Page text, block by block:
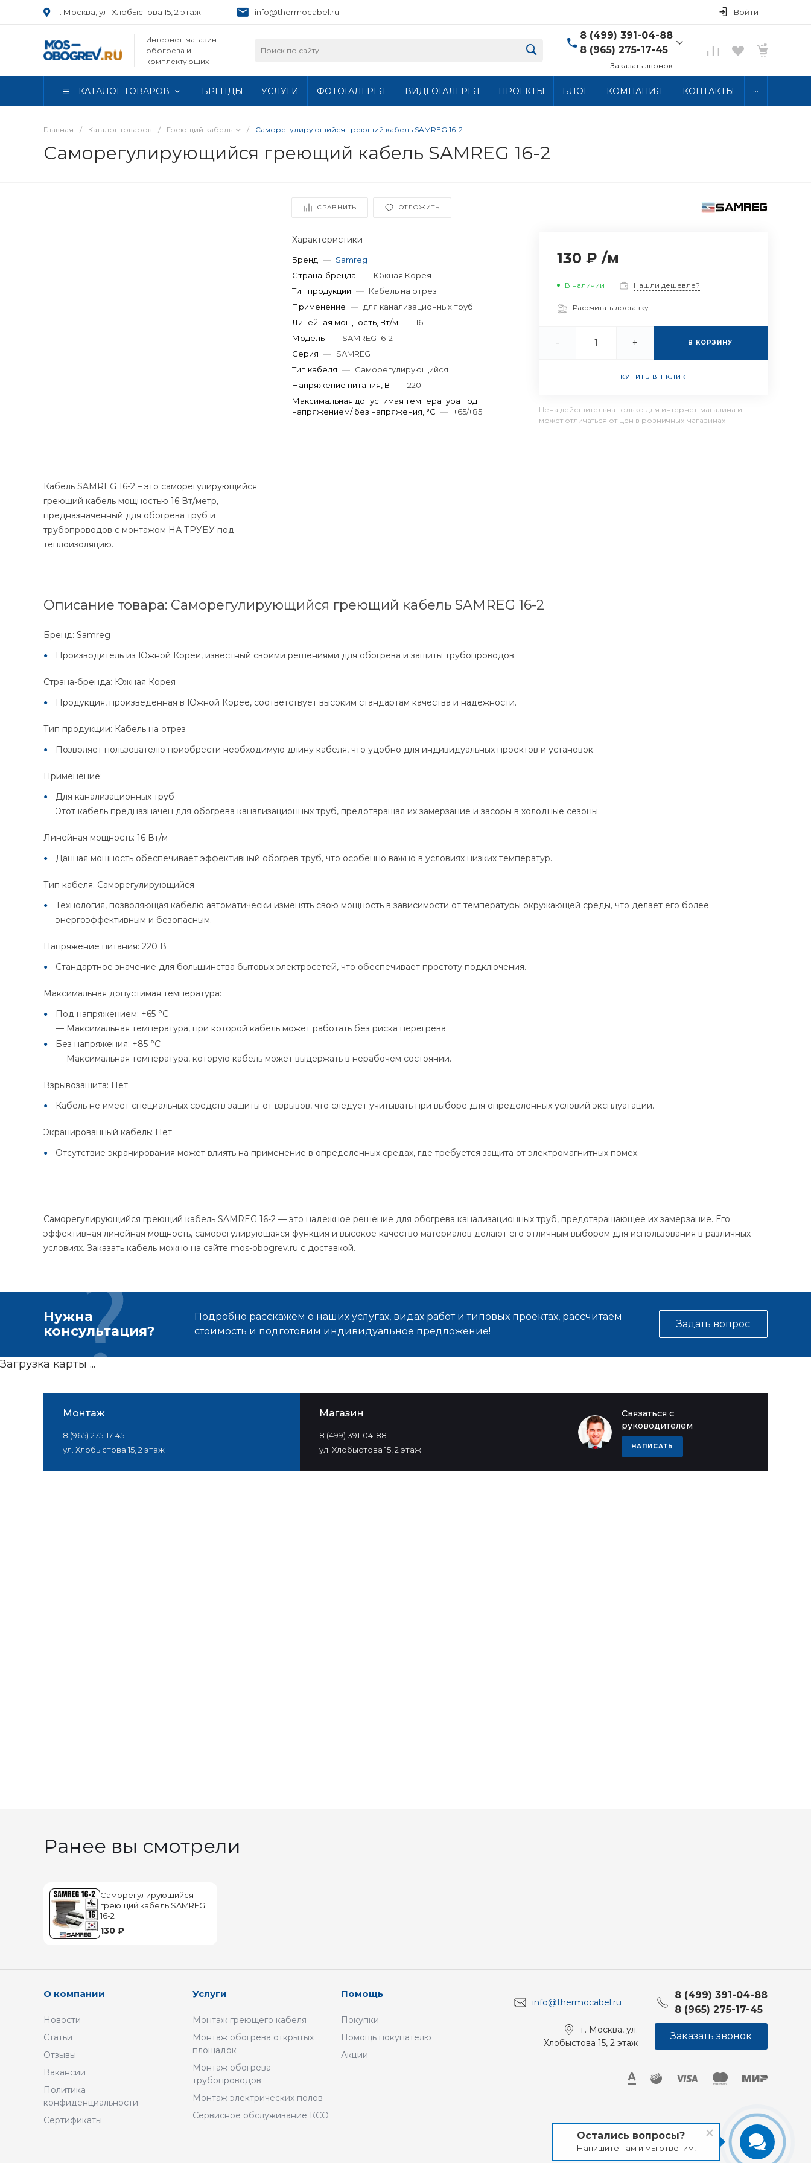
г. Москва, ул. Хлобыстова 15, 2 этаж info@thermocabel.ru Войти
Интернет-магазин
обогрева и
комплектующих
8 (499) 391-04-88
8 (965) 275-17-45
8 (499) 391-04-88
Хлобыстова 15, 2 этаж
Заказать звонок
КАТАЛОГ ТОВАРОВ БРЕНДЫ УСЛУГИ ФОТОГАЛЕРЕЯ ВИДЕОГАЛЕРЕЯ ПРОЕКТЫ БЛОГ КОМПАНИЯ КОНТАКТЫ ...
Главная / Каталог товаров / Греющий кабель / Саморегулирующийся греющий кабель SAMREG 16-2
Саморегулирующийся греющий кабель SAMREG 16-2
СРАВНИТЬ ОТЛОЖИТЬ
Кабель SAMREG 16-2 – это саморегулирующийся
греющий кабель мощностью 16 Вт/метр,
предназначенный для обогрева труб и
трубопроводов с монтажом НА ТРУБУ под
теплоизоляцию.
Характеристики
Бренд — Samreg
Страна-бренда — Южная Корея
Тип продукции — Кабель на отрез
Применение — для канализационных труб
Линейная мощность, Вт/м — 16
Модель — SAMREG 16-2
Серия — SAMREG
Тип кабеля — Саморегулирующийся
Напряжение питания, В — 220
Максимальная допустимая температура под
напряжением/ без напряжения, °C — +65/+85
130 ₽/м
В наличии Нашли дешевле?
Рассчитать доставку
- + В КОРЗИНУ
КУПИТЬ В 1 КЛИК
Цена действительна только для интернет-магазина и
может отличаться от цен в розничных магазинах
Описание товара: Саморегулирующийся греющий кабель SAMREG 16-2
Бренд: Samreg
Производитель из Южной Кореи, известный своими решениями для обогрева и защиты трубопроводов.
Страна-бренда: Южная Корея
Продукция, произведенная в Южной Корее, соответствует высоким стандартам качества и надежности.
Тип продукции: Кабель на отрез
Позволяет пользователю приобрести необходимую длину кабеля, что удобно для индивидуальных проектов и установок.
Применение:
Для канализационных труб
Этот кабель предназначен для обогрева канализационных труб, предотвращая их замерзание и засоры в холодные сезоны.
Линейная мощность: 16 Вт/м
Данная мощность обеспечивает эффективный обогрев труб, что особенно важно в условиях низких температур.
Тип кабеля: Саморегулирующийся
Технология, позволяющая кабелю автоматически изменять свою мощность в зависимости от температуры окружающей среды, что делает его более
энергоэффективным и безопасным.
Напряжение питания: 220 В
Стандартное значение для большинства бытовых электросетей, что обеспечивает простоту подключения.
Максимальная допустимая температура:
Под напряжением: +65 °C
— Максимальная температура, при которой кабель может работать без риска перегрева.
Без напряжения: +85 °C
— Максимальная температура, которую кабель может выдержать в нерабочем состоянии.
Взрывозащита: Нет
Кабель не имеет специальных средств защиты от взрывов, что следует учитывать при выборе для определенных условий эксплуатации.
Экранированный кабель: Нет
Отсутствие экранирования может влиять на применение в определенных средах, где требуется защита от электромагнитных помех.
Саморегулирующийся греющий кабель SAMREG 16-2 — это надежное решение для обогрева канализационных труб, предотвращающее их замерзание. Его
эффективная линейная мощность, саморегулирующаяся функция и высокое качество материалов делают его отличным выбором для использования в различных
условиях. Заказать кабель можно на сайте mos-obogrev.ru с доставкой.
Нужна
консультация?
Подробно расскажем о наших услугах, видах работ и типовых проектах, рассчитаем
стоимость и подготовим индивидуальное предложение!
Задать вопрос
Связаться с
руководителем
НАПИСАТЬ
Монтаж
8 (965) 275-17-45
ул. Хлобыстова 15, 2 этаж
Магазин
8 (499) 391-04-88
ул. Хлобыстова 15, 2 этаж
Загрузка карты ...
Ранее вы смотрели
Саморегулирующийся
греющий кабель SAMREG
16-2
130 ₽
О компании
Новости
Статьи
Отзывы
Вакансии
Политика
конфиденциальности
Сертификаты
Услуги
Монтаж греющего кабеля
Монтаж обогрева открытых
площадок
Монтаж обогрева
трубопроводов
Монтаж электрических полов
Сервисное обслуживание КСО
Помощь
Покупки
Помощь покупателю
Акции
info@thermocabel.ru
8 (499) 391-04-88
8 (965) 275-17-45
г. Москва, ул.
Хлобыстова 15, 2 этаж
Заказать звонок
Остались вопросы?
Напишите нам и мы ответим!